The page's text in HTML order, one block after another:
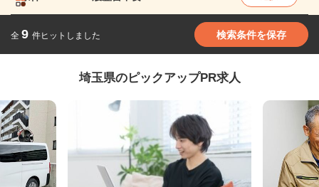
全 9 件ヒットしました 検索条件を保存
埼玉県のピックアップPR求人